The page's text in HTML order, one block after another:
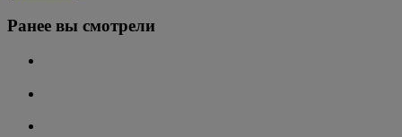
Ранее вы смотрели